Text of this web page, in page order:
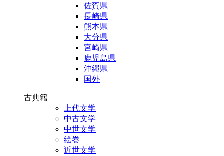
佐賀県
長崎県
熊本県
大分県
宮崎県
鹿児島県
沖縄県
国外
古典籍
上代文学
中古文学
中世文学
絵巻
近世文学